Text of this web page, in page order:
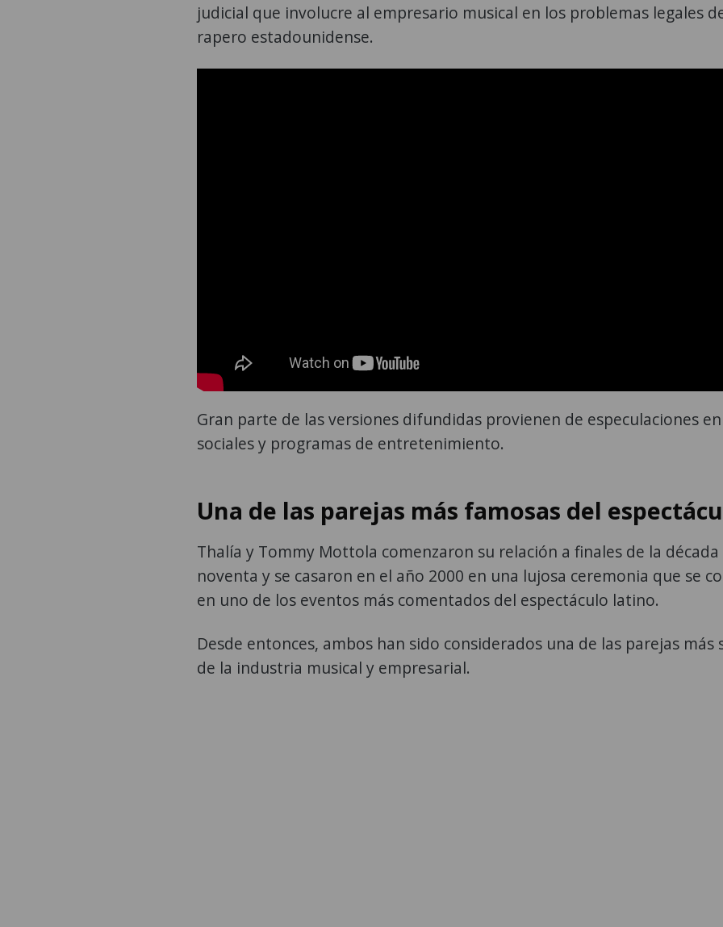
judicial que involucre al empresario musical en los problemas legales
rapero estadounidense.
Gran parte de las versiones difundidas provienen de especulaciones
sociales y programas de entretenimiento.
Una de las parejas más famosas del
Thalía y Tommy Mottola comenzaron su relación a finales de la década
noventa y se casaron en el año 2000 en una lujosa ceremonia que se
en uno de los eventos más comentados del espectáculo latino.
Desde entonces, ambos han sido considerados una de las parejas más
de la industria musical y empresarial.